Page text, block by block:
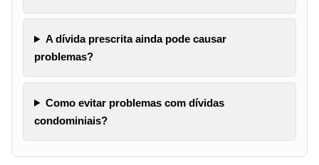
A dívida prescrita ainda pode causar
problemas?
Como evitar problemas com dívidas
condominiais?